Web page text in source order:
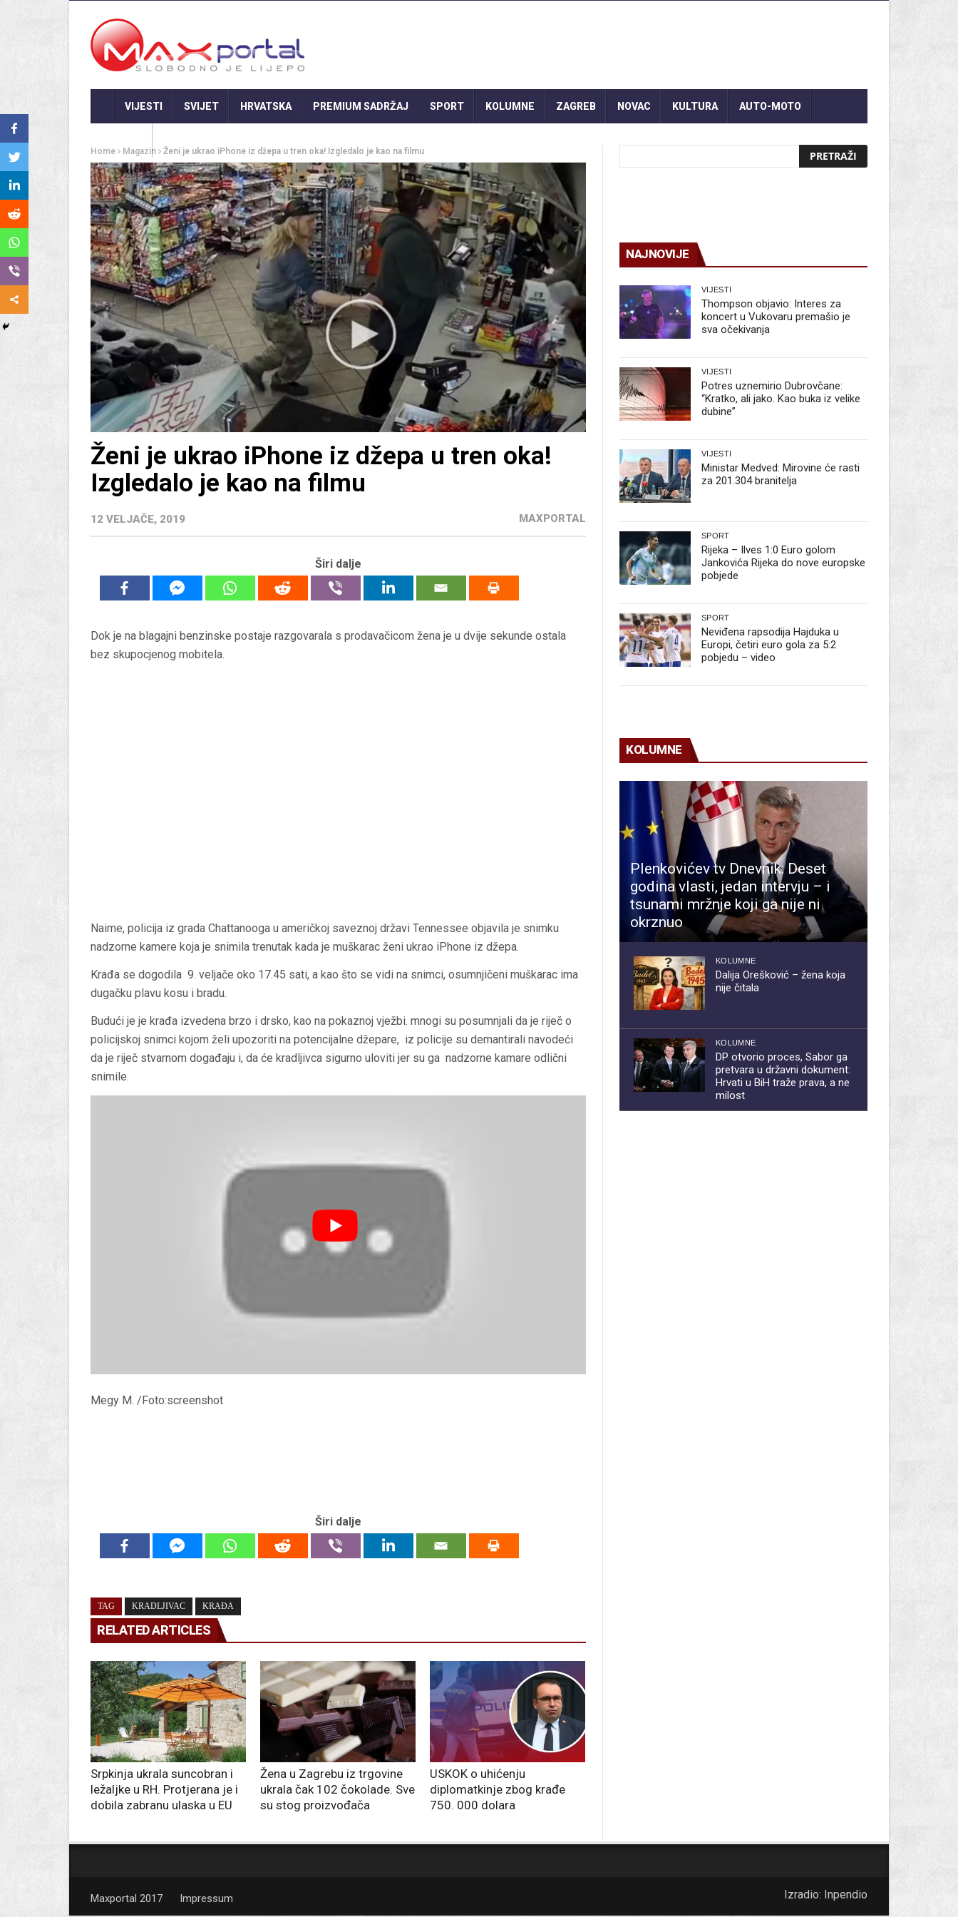
VIJESTI SVIJET HRVATSKA PREMIUM SADRŽAJ SPORT KOLUMNE ZAGREB NOVAC KULTURA AUTO-MOTO
Home Magazin Ženi je ukrao iPhone iz džepa u tren oka! Izgledalo je kao na filmu
Ženi je ukrao iPhone iz džepa u tren oka!
Izgledalo je kao na filmu
12 VELJAČE, 2019 MAXPORTAL
Širi dalje
Dok je na blagajni benzinske postaje razgovarala s prodavačicom žena je u dvije sekunde ostala
bez skupocjenog mobitela.
Naime, policija iz grada Chattanooga u američkoj saveznoj državi Tennessee objavila je snimku
nadzorne kamere koja je snimila trenutak kada je muškarac ženi ukrao iPhone iz džepa.
Krađa se dogodila 9. veljače oko 17.45 sati, a kao što se vidi na snimci, osumnjičeni muškarac ima
dugačku plavu kosu i bradu.
Budući je je krađa izvedena brzo i drsko, kao na pokaznoj vježbi. mnogi su posumnjali da je riječ o
policijskoj snimci kojom želi upozoriti na potencijalne džepare, iz policije su demantirali navodeći
da je riječ stvarnom događaju i, da će kradljivca sigurno uloviti jer su ga nadzorne kamare odlični
snimile.
Megy M. /Foto:screenshot
Širi dalje
TAG KRADLJIVAC KRAĐA
RELATED ARTICLES
Srpkinja ukrala suncobran i
ležaljke u RH. Protjerana je i
dobila zabranu ulaska u EU
Žena u Zagrebu iz trgovine
ukrala čak 102 čokolade. Sve
su stog proizvođača
USKOK o uhićenju
diplomatkinje zbog krađe
750. 000 dolara
NAJNOVIJE
VIJESTI
Thompson objavio: Interes za
koncert u Vukovaru premašio je
sva očekivanja
VIJESTI
Potres uznemirio Dubrovčane:
“Kratko, ali jako. Kao buka iz velike
dubine”
VIJESTI
Ministar Medved: Mirovine će rasti
za 201.304 branitelja
SPORT
Rijeka – Ilves 1:0 Euro golom
Jankovića Rijeka do nove europske
pobjede
SPORT
Neviđena rapsodija Hajduka u
Europi, četiri euro gola za 5:2
pobjedu – video
KOLUMNE
Plenkovićev tv Dnevnik: Deset
godina vlasti, jedan intervju – i
tsunami mržnje koji ga nije ni
okrznuo
KOLUMNE
Dalija Orešković – žena koja
nije čitala
KOLUMNE
DP otvorio proces, Sabor ga
pretvara u državni dokument:
Hrvati u BiH traže prava, a ne
milost
Maxportal 2017 Impressum Izradio: Inpendio